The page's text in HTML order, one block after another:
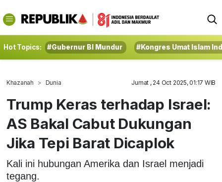
Hot Topics: #Gubernur BI Mundur #Kongres Umat Islam
Khazanah Dunia Jumat , 24 Oct 2025, 01:17 WIB
Trump Keras terhadap Israel:
AS Bakal Cabut Dukungan
Jika Tepi Barat Dicaplok
Kali ini hubungan Amerika dan Israel menjadi
tegang.